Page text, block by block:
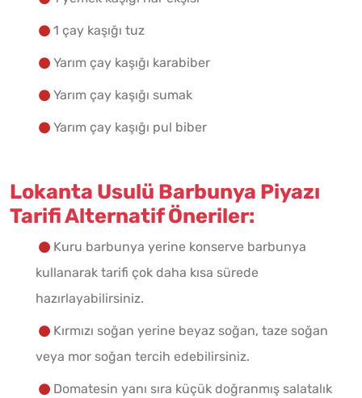
1 çay kaşığı tuz
Yarım çay kaşığı karabiber
Yarım çay kaşığı sumak
Yarım çay kaşığı pul biber
Lokanta Usulü Barbunya Piyazı
Tarifi Alternatif Öneriler:
Kuru barbunya yerine konserve barbunya
kullanarak tarifi çok daha kısa sürede
hazırlayabilirsiniz.
Kırmızı soğan yerine beyaz soğan, taze soğan
veya mor soğan tercih edebilirsiniz.
Domatesin yanı sıra küçük doğranmış salatalık